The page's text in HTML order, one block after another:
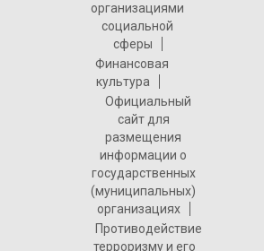
организациями
социальной
сферы
Финансовая
культура
Официальный
сайт для
размещения
информации о
государственных
(муниципальных)
организациях
Противодействие
терроризму и его